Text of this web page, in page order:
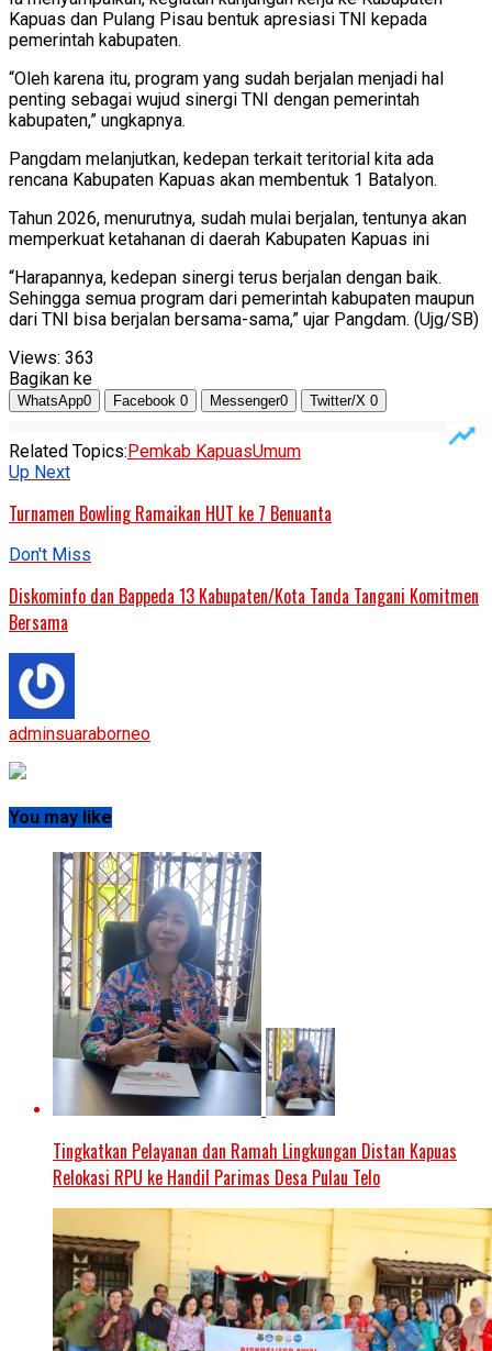
Kapuas dan Pulang Pisau bentuk apresiasi TNI kepada
pemerintah kabupaten.
“Oleh karena itu, program yang sudah berjalan menjadi hal
penting sebagai wujud sinergi TNI dengan pemerintah
kabupaten,” ungkapnya.
Pangdam melanjutkan, kedepan terkait teritorial kita ada
rencana Kabupaten Kapuas akan membentuk 1 Batalyon.
Tahun 2026, menurutnya, sudah mulai berjalan, tentunya akan
memperkuat ketahanan di daerah Kabupaten Kapuas ini
“Harapannya, kedepan sinergi terus berjalan dengan baik.
Sehingga semua program dari pemerintah kabupaten maupun
dari TNI bisa berjalan bersama-sama,” ujar Pangdam. (Ujg/SB)
Views: 363
Bagikan ke
WhatsApp0 Facebook 0 Messenger0 Twitter/X 0
Related Topics:Pemkab KapuasUmum
Up Next
Turnamen Bowling Ramaikan HUT ke 7 Benuanta
Don't Miss
Diskominfo dan Bappeda 13 Kabupaten/Kota Tanda Tangani Komitmen
Bersama
adminsuaraborneo
You may like
Tingkatkan Pelayanan dan Ramah Lingkungan Distan Kapuas
Relokasi RPU ke Handil Parimas Desa Pulau Telo